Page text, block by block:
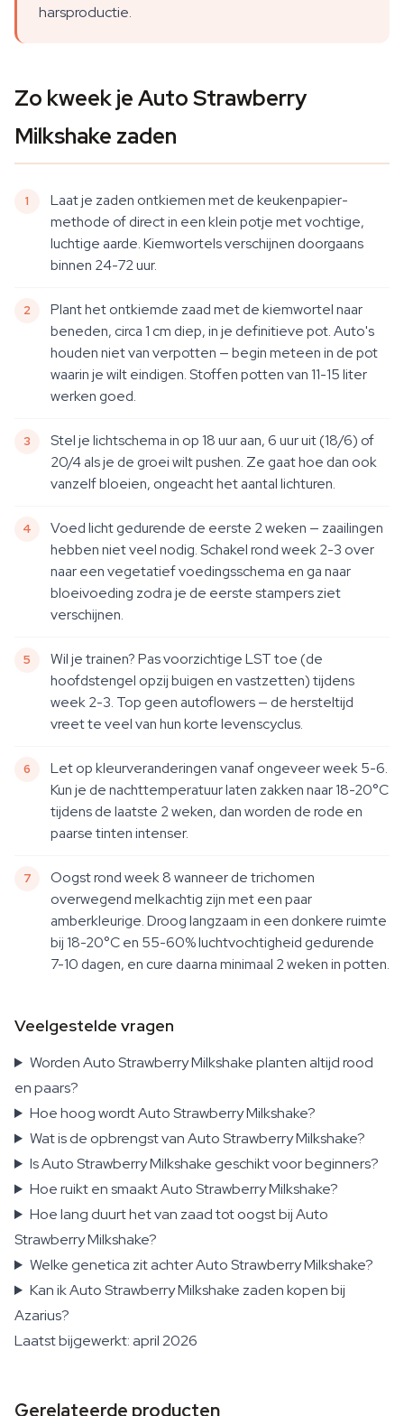
harsproductie.
Zo kweek je Auto Strawberry
Milkshake zaden
Laat je zaden ontkiemen met de keukenpapier-
methode of direct in een klein potje met vochtige,
luchtige aarde. Kiemwortels verschijnen doorgaans
binnen 24-72 uur.
Plant het ontkiemde zaad met de kiemwortel naar
beneden, circa 1 cm diep, in je definitieve pot. Auto's
houden niet van verpotten — begin meteen in de pot
waarin je wilt eindigen. Stoffen potten van 11-15 liter
werken goed.
Stel je lichtschema in op 18 uur aan, 6 uur uit (18/6) of
20/4 als je de groei wilt pushen. Ze gaat hoe dan ook
vanzelf bloeien, ongeacht het aantal lichturen.
Voed licht gedurende de eerste 2 weken — zaailingen
hebben niet veel nodig. Schakel rond week 2-3 over
naar een vegetatief voedingsschema en ga naar
bloeivoeding zodra je de eerste stampers ziet
verschijnen.
Wil je trainen? Pas voorzichtige LST toe (de
hoofdstengel opzij buigen en vastzetten) tijdens
week 2-3. Top geen autoflowers — de hersteltijd
vreet te veel van hun korte levenscyclus.
Let op kleurveranderingen vanaf ongeveer week 5-6.
Kun je de nachttemperatuur laten zakken naar 18-20°C
tijdens de laatste 2 weken, dan worden de rode en
paarse tinten intenser.
Oogst rond week 8 wanneer de trichomen
overwegend melkachtig zijn met een paar
amberkleurige. Droog langzaam in een donkere ruimte
bij 18-20°C en 55-60% luchtvochtigheid gedurende
7-10 dagen, en cure daarna minimaal 2 weken in potten.
Veelgestelde vragen
Worden Auto Strawberry Milkshake planten altijd rood
en paars?
Hoe hoog wordt Auto Strawberry Milkshake?
Wat is de opbrengst van Auto Strawberry Milkshake?
Is Auto Strawberry Milkshake geschikt voor beginners?
Hoe ruikt en smaakt Auto Strawberry Milkshake?
Hoe lang duurt het van zaad tot oogst bij Auto
Strawberry Milkshake?
Welke genetica zit achter Auto Strawberry Milkshake?
Kan ik Auto Strawberry Milkshake zaden kopen bij
Azarius?
Laatst bijgewerkt: april 2026
Gerelateerde producten